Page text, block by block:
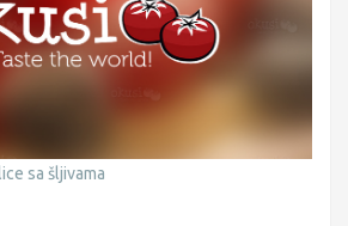
sa šljivama